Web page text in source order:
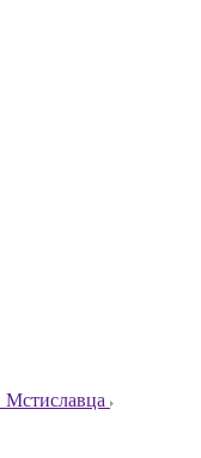
Мстиславца